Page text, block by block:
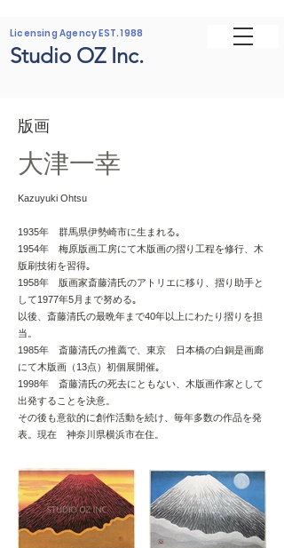
Licensing Agency EST. 1988
Studio OZ Inc.
版画
大津一幸
Kazuyuki Ohtsu
1935年 群馬県伊勢崎市に生まれる｡
1954年 梅原版画工房にて木版画の摺り工程を修行、木
版刷技術を習得｡
1958年 版画家斎藤清氏のアトリエに移り、摺り助手と
して1977年5月まで努める｡
以後、斎藤清氏の最晩年まで40年以上にわたり摺りを担
当。
1985年 斎藤清氏の推薦で、東京 日本橋の白銅是画廊
にて木版画（13点）初個展開催｡
1998年 斎藤清氏の死去にともない、木版画作家として
出発することを決意。
その後も意欲的に創作活動を続け、毎年多数の作品を発
表。現在 神奈川県横浜市在住。